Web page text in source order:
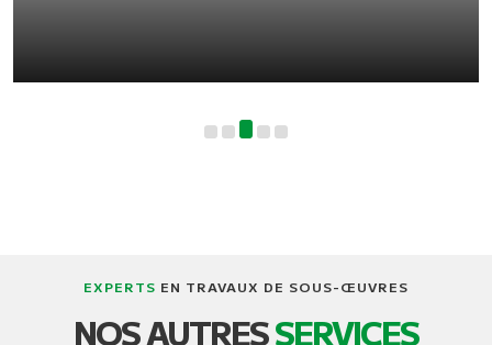
EXPERTS EN TRAVAUX DE SOUS-ŒUVRES
NOS AUTRESSERVICES
SOULÈVEMENT ET TRANSPORT DE